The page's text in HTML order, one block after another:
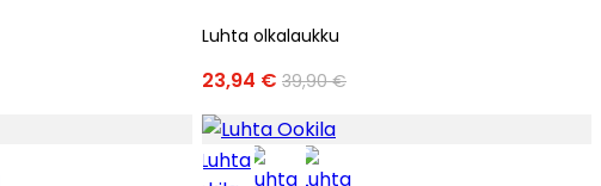
Luhta olkalaukku
23,94 € 39,90 €